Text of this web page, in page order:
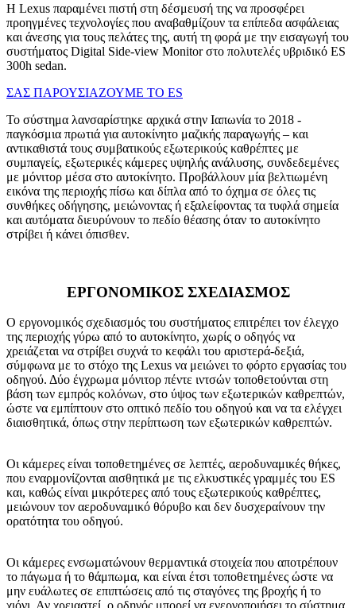
Η Lexus παραμένει πιστή στη δέσμευσή της να προσφέρει
προηγμένες τεχνολογίες που αναβαθμίζουν τα επίπεδα ασφάλειας
και άνεσης για τους πελάτες της, αυτή τη φορά με την εισαγωγή του
συστήματος Digital Side-view Monitor στο πολυτελές υβριδικό ES
300h sedan.
ΣΑΣ ΠΑΡΟΥΣΙΑΖΟΥΜΕ ΤΟ ES
Το σύστημα λανσαρίστηκε αρχικά στην Ιαπωνία το 2018 -
παγκόσμια πρωτιά για αυτοκίνητο μαζικής παραγωγής – και
αντικαθιστά τους συμβατικούς εξωτερικούς καθρέπτες με
συμπαγείς, εξωτερικές κάμερες υψηλής ανάλυσης, συνδεδεμένες
με μόνιτορ μέσα στο αυτοκίνητο. Προβάλλουν μία βελτιωμένη
εικόνα της περιοχής πίσω και δίπλα από το όχημα σε όλες τις
συνθήκες οδήγησης, μειώνοντας ή εξαλείφοντας τα τυφλά σημεία
και αυτόματα διευρύνουν το πεδίο θέασης όταν το αυτοκίνητο
στρίβει ή κάνει όπισθεν.
ΕΡΓΟΝΟΜΙΚΟΣ ΣΧΕΔΙΑΣΜΟΣ
Ο εργονομικός σχεδιασμός του συστήματος επιτρέπει τον έλεγχο
της περιοχής γύρω από το αυτοκίνητο, χωρίς ο οδηγός να
χρειάζεται να στρίβει συχνά το κεφάλι του αριστερά-δεξιά,
σύμφωνα με το στόχο της Lexus να μειώνει το φόρτο εργασίας του
οδηγού. Δύο έγχρωμα μόνιτορ πέντε ιντσών τοποθετούνται στη
βάση των εμπρός κολόνων, στο ύψος των εξωτερικών καθρεπτών,
ώστε να εμπίπτουν στο οπτικό πεδίο του οδηγού και να τα ελέγχει
διαισθητικά, όπως στην περίπτωση των εξωτερικών καθρεπτών.
Οι κάμερες είναι τοποθετημένες σε λεπτές, αεροδυναμικές θήκες,
που εναρμονίζονται αισθητικά με τις ελκυστικές γραμμές του ES
και, καθώς είναι μικρότερες από τους εξωτερικούς καθρέπτες,
μειώνουν τον αεροδυναμικό θόρυβο και δεν δυσχεραίνουν την
ορατότητα του οδηγού.
Οι κάμερες ενσωματώνουν θερμαντικά στοιχεία που αποτρέπουν
το πάγωμα ή το θάμπωμα, και είναι έτσι τοποθετημένες ώστε να
μην ευάλωτες σε επιπτώσεις από τις σταγόνες της βροχής ή το